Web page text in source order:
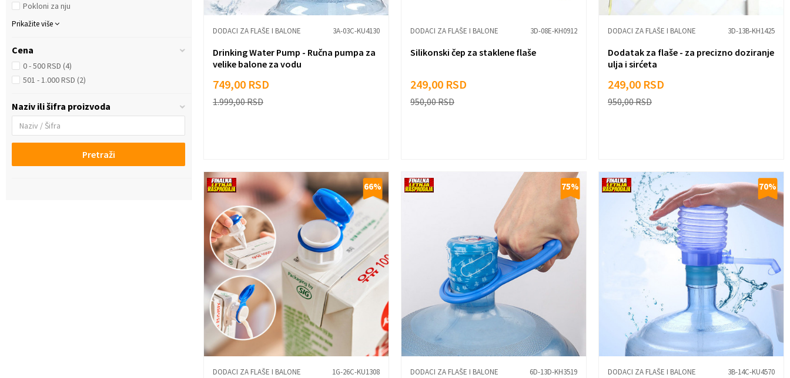
Pokloni za nju
Prikažite više
Cena
0 - 500 RSD (4)
501 - 1.000 RSD (2)
Naziv ili šifra proizvoda
Pretraži
DODACI ZA FLAŠE I BALONE 3A-03C-KU4130
Drinking Water Pump - Ručna pumpa za
velike balone za vodu
749,00 RSD
1.999,00RSD
DODACI ZA FLAŠE I BALONE 3D-08E-KH0912
Silikonski čep za staklene flaše
249,00 RSD
950,00RSD
DODACI ZA FLAŠE I BALONE 3D-13B-KH1425
Dodatak za flaše - za precizno doziranje
ulja i sirćeta
249,00 RSD
950,00RSD
66%
DODACI ZA FLAŠE I BALONE 1G-26C-KU1308
75%
DODACI ZA FLAŠE I BALONE 6D-13D-KH3519
70%
DODACI ZA FLAŠE I BALONE 3B-14C-KU4570